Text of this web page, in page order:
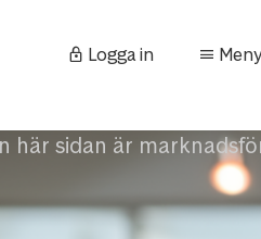
Logga in
här sidan är